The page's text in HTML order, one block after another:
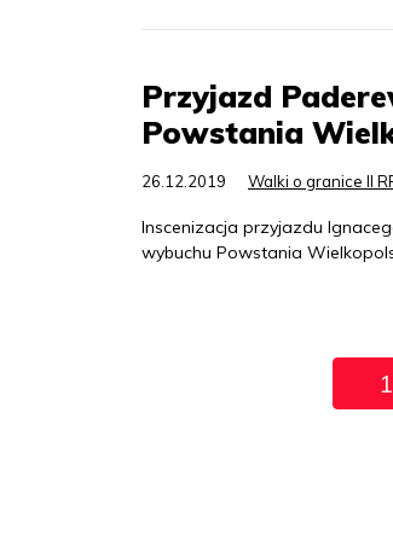
Przyjazd
Powstania
26.12.2019 Walki o granice II
Inscenizacja przyjazdu
wybuchu Powstania
1